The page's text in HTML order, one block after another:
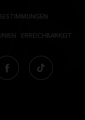
ERREICHBARKEIT